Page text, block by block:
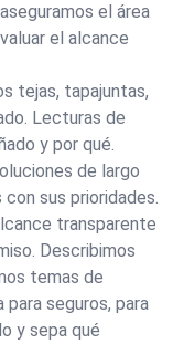
el área
el alcance
tejas, tapajuntas,
Lecturas de
y por qué.
de largo
sus prioridades.
transparente
Describimos
temas de
seguros, para
y sepa qué